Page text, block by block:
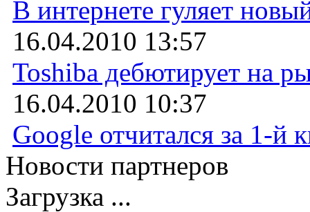
В интернете гуляет
16.04.2010 13:57
Toshiba дебютирует на
16.04.2010 10:37
Google отчитался за 1-й
Новости партнеров
Загрузка ...